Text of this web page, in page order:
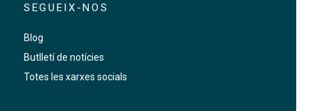
SEGUEIX-NOS
Blog
Butlletí de notícies
Totes les xarxes socials